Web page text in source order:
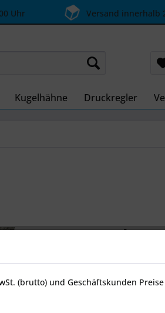
Uhr Versand innerhalb
Kugelhähne Druckregler
ab
inkl. MwSt.
(brutto) und Geschäftskunden